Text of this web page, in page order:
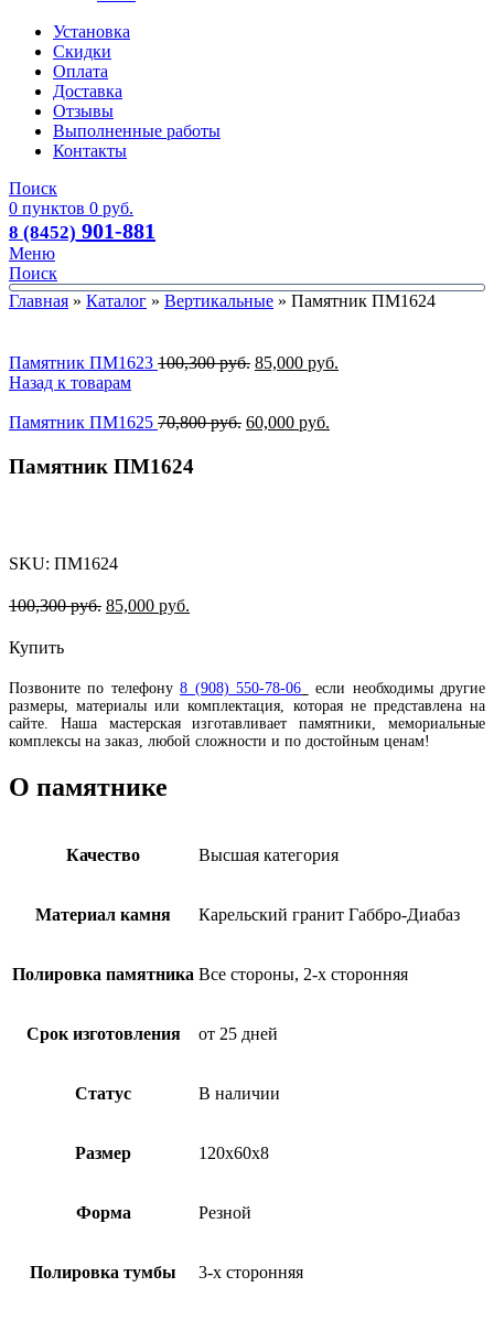
Установка
Скидки
Оплата
Доставка
Отзывы
Выполненные работы
Контакты
Поиск
0 пунктов 0 руб.
8 (8452) 901-881
Меню
Поиск
Главная » Каталог » Вертикальные » Памятник ПМ1624
Памятник ПМ1623 100,300руб. 85,000 руб.
Назад к товарам
Памятник ПМ1625 70,800руб. 60,000 руб.
Памятник ПМ1624
SKU: ПМ1624
100,300руб. 85,000 руб.
Купить
Позвоните по телефону8 (908) 550-78-06
если необходимы другие
размеры, материалы или комплектация, которая не представлена на
сайте. Наша мастерская изготавливает памятники, мемориальные
комплексы на заказ, любой сложности и по достойным ценам!
О памятнике
Качество Высшая категория
Материал камня Карельский гранит Габбро-Диабаз
Полировка памятника Все стороны, 2-х сторонняя
Срок изготовления от 25 дней
Статус В наличии
Размер 120х60х8
Форма Резной
Полировка тумбы 3-х сторонняя